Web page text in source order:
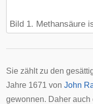
Bild 1. Methansäure
Sie zählt zu den
Jahre 1671 von John
gewonnen. Daher